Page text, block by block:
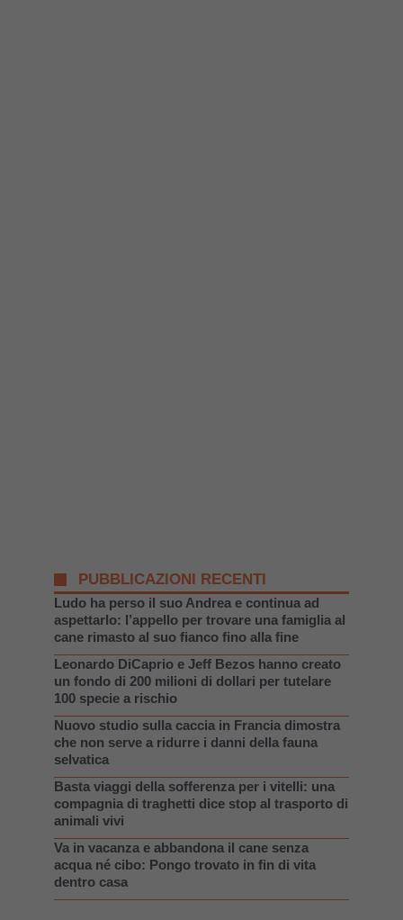
PUBBLICAZIONI RECENTI
Ludo ha perso il suo Andrea e continua ad
aspettarlo: l’appello per trovare una famiglia al
cane rimasto al suo fianco fino alla fine
Leonardo DiCaprio e Jeff Bezos hanno creato
un fondo di 200 milioni di dollari per tutelare
100 specie a rischio
Nuovo studio sulla caccia in Francia dimostra
che non serve a ridurre i danni della fauna
selvatica
Basta viaggi della sofferenza per i vitelli: una
compagnia di traghetti dice stop al trasporto di
animali vivi
Va in vacanza e abbandona il cane senza
acqua né cibo: Pongo trovato in fin di vita
dentro casa